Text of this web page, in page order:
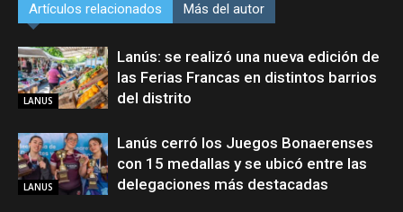
Artículos relacionados Más del autor
LANUS
Lanús: se realizó una nueva edición de
las Ferias Francas en distintos barrios
del distrito
LANUS
Lanús cerró los Juegos Bonaerenses
con 15 medallas y se ubicó entre las
delegaciones más destacadas